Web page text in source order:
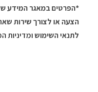
*הפרטים במאגר המידע
הצעה או לצורך שירות
לתנאי השימושומדיניות